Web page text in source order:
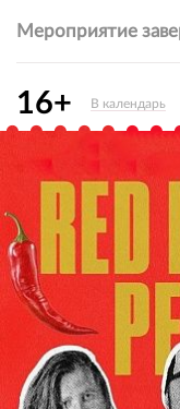
Мероприятие
16+ В календарь